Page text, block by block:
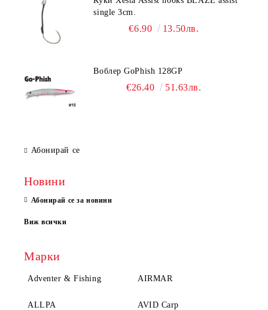
single 3cm.
€6.90 13.50лв.
Воблер GoPhish 128GP
€26.40 51.63лв.
Абонирай се
Новини
Абонирай се за новини
Виж всички
Марки
Adventer & Fishing AIRMAR
ALLPA AVID Carp